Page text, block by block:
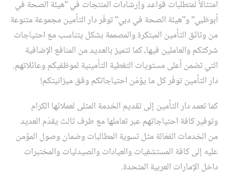
امتثالاً لمتطلبات قواعد وإرشادات المنتجات في "هيئة الصحة في
أبوظبي" و"هيئة الصحة في دبي" توفّر دار التأمين مجموعة متنوعة
من وثائق التأمين المبتكرة والمصممة بشكل يتناسب مع احتياجات
شركتكم والعاملين فيها، كما تتميز بالعديد من المنافع الإضافية
التي تضمن أعلى مستويات التغطية التأمينية لموظفيكم وعائلاتهم.
دار التأمين توفّر كل ما يؤمّن احتياجاتكم وفق ميزانيتكم!
كما تعمد دار التأمين إلى تقديم الخدمة المثلى لعملائها الكرام
وتوفير كافة احتياجاتهم عبر تعاملها مع طرف ثالث يقدّم العديد
من الخدمات الفعّالة مثل تسوية المطالبات وضمان وصول المؤمن
عليه إلى كافة المستشفيات والعيادات والصيدليات والمختبرات
داخل الإمارات العربية المتحدة.